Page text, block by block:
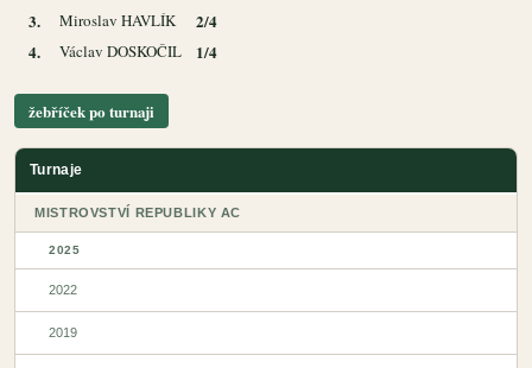
3.
Miroslav HAVLÍK
2/4
4.
Václav DOSKOČIL 1/4
žebříček po turnaji
Turnaje
MISTROVSTVÍ REPUBLIKY AC
2025
2022
2019